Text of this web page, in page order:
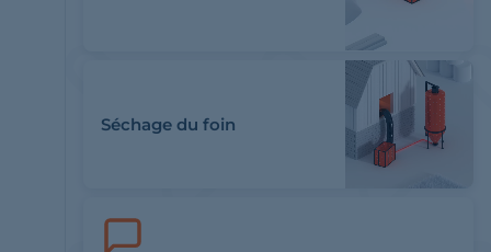
Séchage du foin